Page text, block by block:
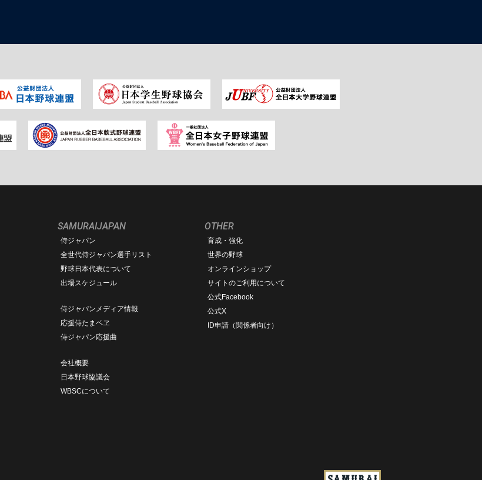
SAMURAIJAPAN
侍ジャパン
全世代侍ジャパン選手リスト
野球日本代表について
出場スケジュール
侍ジャパンメディア情報
応援侍たまベヱ
侍ジャパン応援曲
会社概要
日本野球協議会
WBSCについて
OTHER
育成・強化
世界の野球
オンラインショップ
サイトのご利用について
公式Facebook
公式X
ID申請（関係者向け）